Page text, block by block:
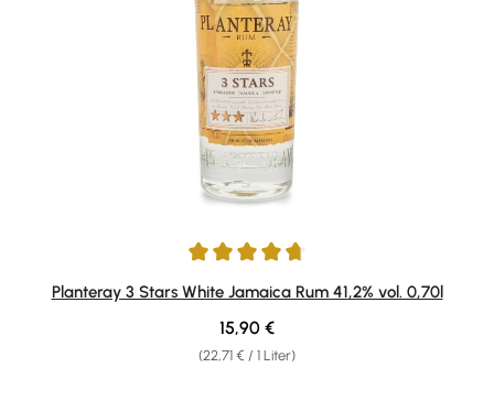
Durchschnittliche Bewertung von 4.83 von 5 Sternen
Planteray 3 Stars White Jamaica Rum 41,2% vol. 0,70l
(22,71 € / 1 Liter)
Regulärer Preis:
15,90 €